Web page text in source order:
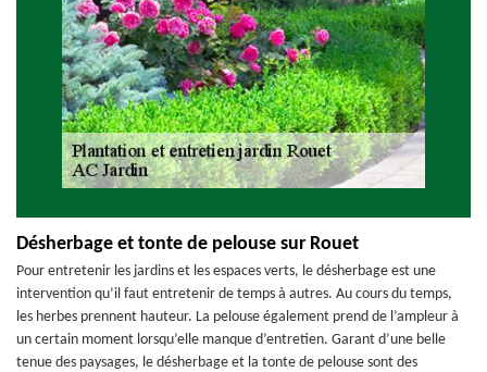
Désherbage et tonte de pelouse sur Rouet
Pour entretenir les jardins et les espaces verts, le désherbage est une
intervention qu’il faut entretenir de temps à autres. Au cours du temps,
les herbes prennent hauteur. La pelouse également prend de l’ampleur à
un certain moment lorsqu’elle manque d’entretien. Garant d’une belle
tenue des paysages, le désherbage et la tonte de pelouse sont des